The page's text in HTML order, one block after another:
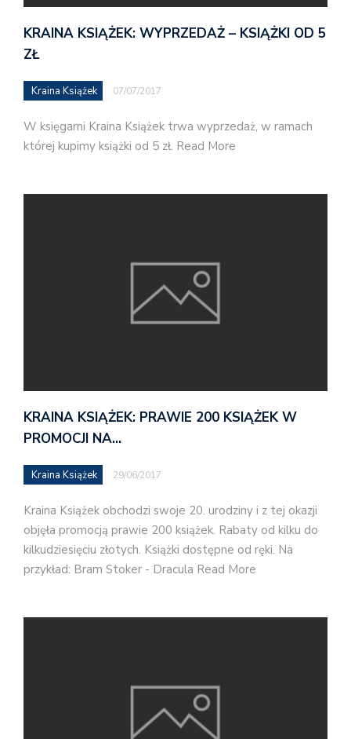
KRAINA KSIĄŻEK: WYPRZEDAŻ – KSIĄŻKI OD 5
ZŁ
Kraina Książek 07/07/2017
W księgarni Kraina Książek trwa wyprzedaż, w ramach
której kupimy książki od 5 zł. Read More
KRAINA KSIĄŻEK: PRAWIE 200 KSIĄŻEK W
PROMOCJI NA…
Kraina Książek 29/06/2017
Kraina Książek obchodzi swoje 20. urodziny i z tej okazji
objęła promocją prawie 200 książek. Rabaty od kilku do
kilkudziesięciu złotych. Książki dostępne od ręki. Na
przykład: Bram Stoker - Dracula Read More